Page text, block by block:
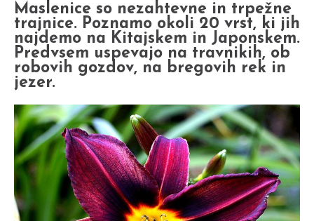
Maslenice so nezahtevne in trpežne
trajnice. Poznamo okoli 20 vrst, ki jih
najdemo na Kitajskem in Japonskem.
Predvsem uspevajo na travnikih, ob
robovih gozdov, na bregovih rek in
jezer.